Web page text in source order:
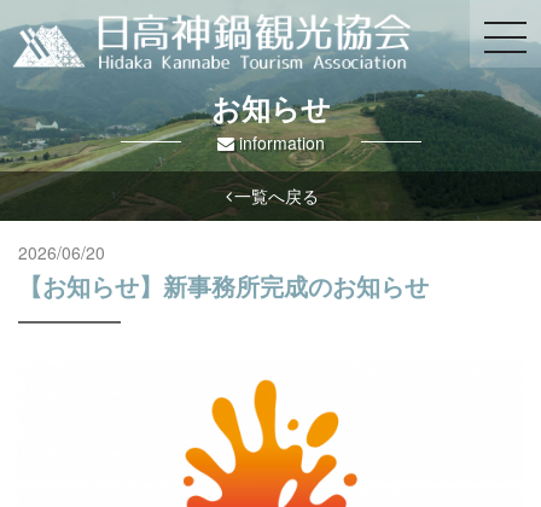
お知らせ
information
一覧へ戻る
2026/06/20
【お知らせ】新事務所完成のお知らせ